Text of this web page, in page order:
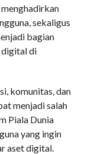
sekaligus
bagian
digital di
komunitas, dan
menjadi salah
Piala Dunia
yang ingin
aset digital.